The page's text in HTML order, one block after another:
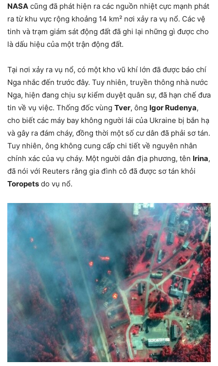
NASA cũng đã phát hiện ra các nguồn nhiệt cực mạnh phát
ra từ khu vực rộng khoảng 14 km² nơi xảy ra vụ nổ. Các vệ
tinh và trạm giám sát động đất đã ghi lại những gì được cho
là dấu hiệu của một trận động đất.
Tại nơi xảy ra vụ nổ, có một kho vũ khí lớn đã được báo chí
Nga nhắc đến trước đây. Tuy nhiên, truyền thông nhà nước
Nga, hiện đang chịu sự kiểm duyệt quân sự, đã hạn chế đưa
tin về vụ việc. Thống đốc vùng Tver, ông Igor Rudenya,
cho biết các máy bay không người lái của Ukraine bị bắn hạ
và gây ra đám cháy, đồng thời một số cư dân đã phải sơ tán.
Tuy nhiên, ông không cung cấp chi tiết về nguyên nhân
chính xác của vụ cháy. Một người dân địa phương, tên Irina,
đã nói với Reuters rằng gia đình cô đã được sơ tán khỏi
Toropets do vụ nổ.